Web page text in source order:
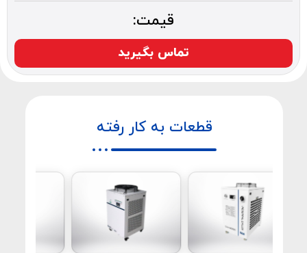
قیمت:
تماس بگیرید
قطعات به کار رفته